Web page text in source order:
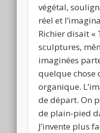
végétal,
réel et
Richier disait «
sculptures,
imaginées
quelque chose
organique.
de départ. On
de plain-pied
J’invente plus